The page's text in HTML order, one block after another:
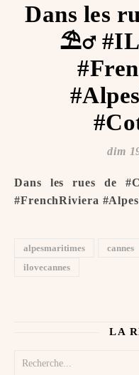
Dans les
⛱‍♂️
dim
Dans les rues de #Cannes ️⛱‍♂️ #ILoveCannes ️
#FrenchRiviera
alpesmaritimes cannes
ilovecannes
LA